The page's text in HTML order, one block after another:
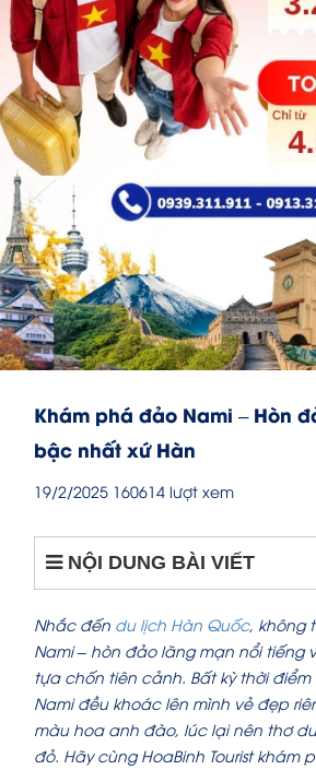
Khám phá đảo Nami – Hòn
bậc nhất xứ Hàn
19/2/2025 160614 lượt xem
NỘI DUNG BÀI VIẾT
Nhắc đến du lịch Hàn Quốc, không
Nami – hòn đảo lãng mạn nổi tiếng
tựa chốn tiên cảnh. Bất kỳ thời
Nami đều khoác lên mình vẻ đẹp
màu hoa anh đào, lúc lại nên thơ
đỏ. Hãy cùng HoaBinh Tourist khám